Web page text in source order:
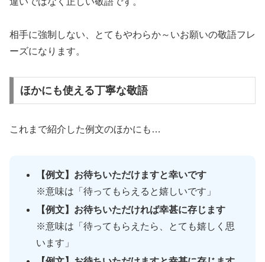
相手に強制しない、とてもやわらか～いお願いの敬語フレ
ーズになります。
ほかにも使える丁寧な敬語
これまで紹介した例文のほかにも…
【例文】お待ちいただけますと幸いです
※意味は「待ってもらえると嬉しいです」
【例文】お待ちいただければ幸甚に存じます
※意味は「待ってもらえたら、とても嬉しく思
います」